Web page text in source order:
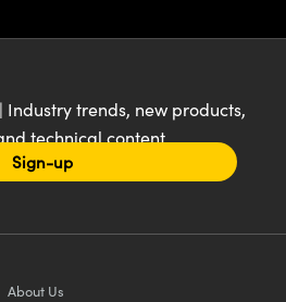
trends, new products,
technical content
Sign-up
About Us